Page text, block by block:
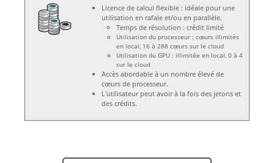
Licence de calcul flexible : idéale pour une
utilisation en rafale et/ou en parallèle.
Temps de résolution : crédit limité
Utilisation du processeur : cœurs illimités
en local, 16 à 288 cœurs sur le cloud
Utilisation du GPU : illimitée en local, 0 à 4
sur le cloud
Accès abordable à un nombre élevé de
cœurs de processeur.
L'utilisateur peut avoir à la fois des jetons et
des crédits.